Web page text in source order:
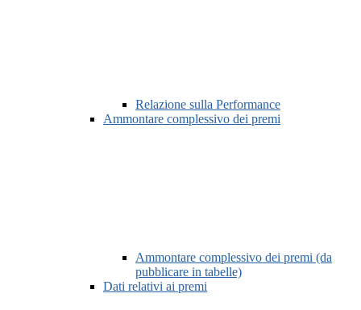
Relazione sulla Performance
Ammontare complessivo dei premi
Ammontare complessivo dei premi (da
pubblicare in tabelle)
Dati relativi ai premi